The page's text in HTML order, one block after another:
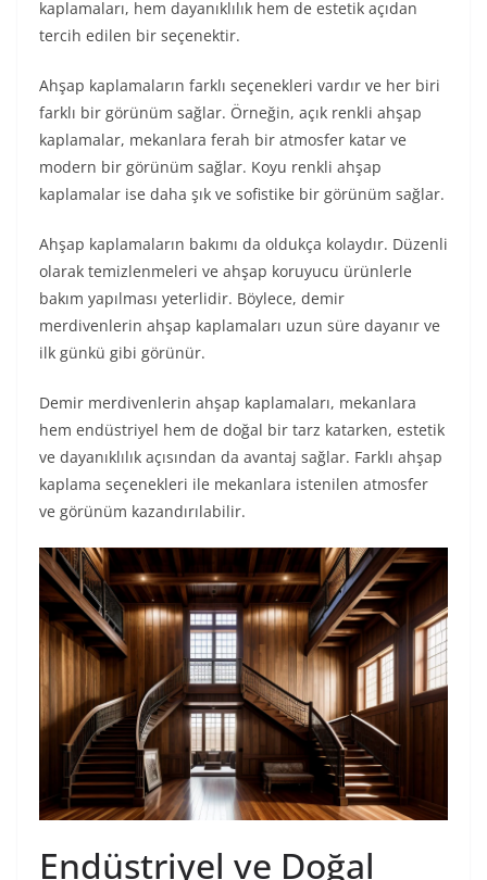
kaplamaları, hem dayanıklılık hem de estetik açıdan
tercih edilen bir seçenektir.
Ahşap kaplamaların farklı seçenekleri vardır ve her biri
farklı bir görünüm sağlar. Örneğin, açık renkli ahşap
kaplamalar, mekanlara ferah bir atmosfer katar ve
modern bir görünüm sağlar. Koyu renkli ahşap
kaplamalar ise daha şık ve sofistike bir görünüm sağlar.
Ahşap kaplamaların bakımı da oldukça kolaydır. Düzenli
olarak temizlenmeleri ve ahşap koruyucu ürünlerle
bakım yapılması yeterlidir. Böylece, demir
merdivenlerin ahşap kaplamaları uzun süre dayanır ve
ilk günkü gibi görünür.
Demir merdivenlerin ahşap kaplamaları, mekanlara
hem endüstriyel hem de doğal bir tarz katarken, estetik
ve dayanıklılık açısından da avantaj sağlar. Farklı ahşap
kaplama seçenekleri ile mekanlara istenilen atmosfer
ve görünüm kazandırılabilir.
Endüstriyel ve Doğal